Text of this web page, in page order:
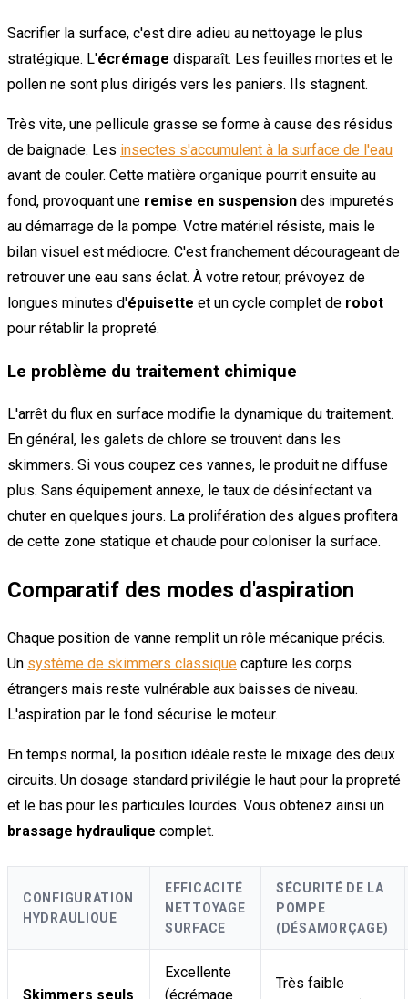
Sacrifier la surface, c'est dire adieu au nettoyage le plus
stratégique. L'écrémage disparaît. Les feuilles mortes et le
pollen ne sont plus dirigés vers les paniers. Ils stagnent.
Très vite, une pellicule grasse se forme à cause des résidus
de baignade. Les insectes s'accumulent à la surface de l'eau
avant de couler. Cette matière organique pourrit ensuite au
fond, provoquant une remise en suspension des impuretés
au démarrage de la pompe. Votre matériel résiste, mais le
bilan visuel est médiocre. C'est franchement décourageant de
retrouver une eau sans éclat. À votre retour, prévoyez de
longues minutes d'épuisette et un cycle complet de robot
pour rétablir la propreté.
Le problème du traitement chimique
L'arrêt du flux en surface modifie la dynamique du traitement.
En général, les galets de chlore se trouvent dans les
skimmers. Si vous coupez ces vannes, le produit ne diffuse
plus. Sans équipement annexe, le taux de désinfectant va
chuter en quelques jours. La prolifération des algues profitera
de cette zone statique et chaude pour coloniser la surface.
Comparatif des modes d'aspiration
Chaque position de vanne remplit un rôle mécanique précis.
Un système de skimmers classique capture les corps
étrangers mais reste vulnérable aux baisses de niveau.
L'aspiration par le fond sécurise le moteur.
En temps normal, la position idéale reste le mixage des deux
circuits. Un dosage standard privilégie le haut pour la propreté
et le bas pour les particules lourdes. Vous obtenez ainsi un
brassage hydraulique complet.
CONFIGURATION
HYDRAULIQUE
EFFICACITÉ
NETTOYAGE
SURFACE
SÉCURITÉ DE LA
POMPE
(DÉSAMORÇAGE)
Skimmers seuls
Excellente
(écrémage
Très faible